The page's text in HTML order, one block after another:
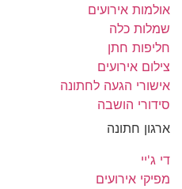
אולמות אירועים
שמלות כלה
חליפות חתן
צילום אירועים
אישורי הגעה לחתונה
סידורי הושבה
ארגון חתונה
די ג'יי
מפיקי אירועים